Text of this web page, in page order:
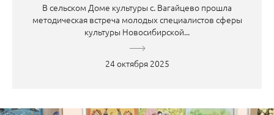
В сельском Доме культуры с. Вагайцево прошла
методическая встреча молодых специалистов сферы
культуры Новосибирской...
24 октября 2025